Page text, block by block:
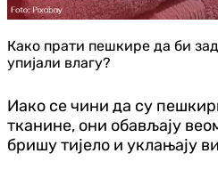
Како прати пешкире да би
упијали влагу?
Иако се чини да су
тканине, они обављају
бришу тијело и уклањају